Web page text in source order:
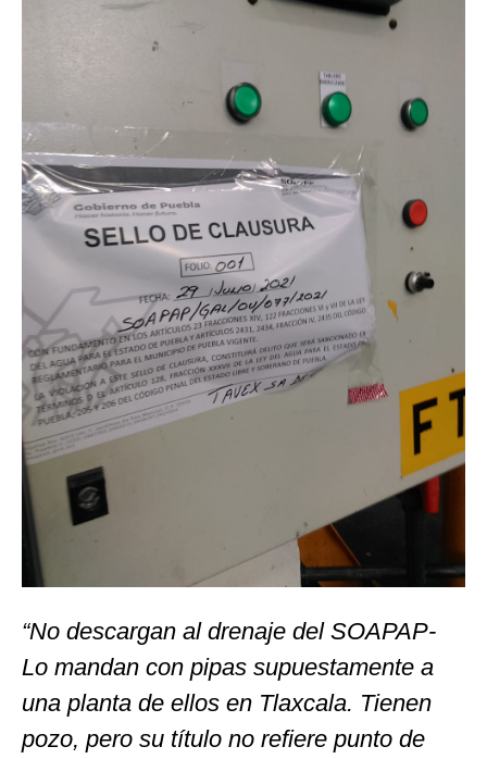
“No descargan al drenaje del SOAPAP-
Lo mandan con pipas supuestamente a
una planta de ellos en Tlaxcala. Tienen
pozo, pero su título no refiere punto de